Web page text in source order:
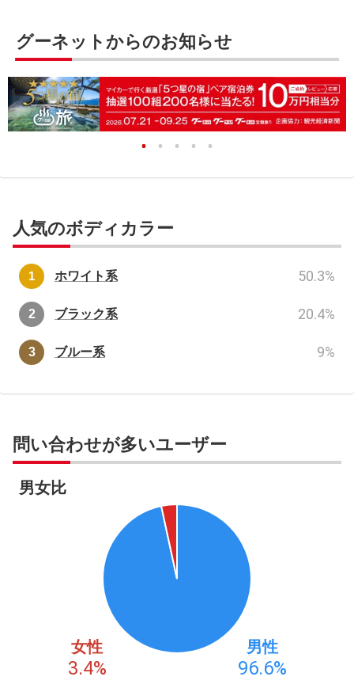
グーネットからのお知らせ
人気のボディカラー
ホワイト系 50.3%
ブラック系 20.4%
ブルー系 9%
問い合わせが多いユーザー
男女比
女性
3.4%
男性
96.6%